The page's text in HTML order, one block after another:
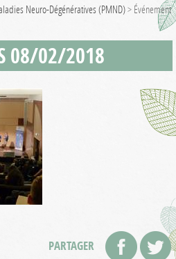
Neuro-Dégénératives (PMND)> Événement
08/02/2018
PARTAGER